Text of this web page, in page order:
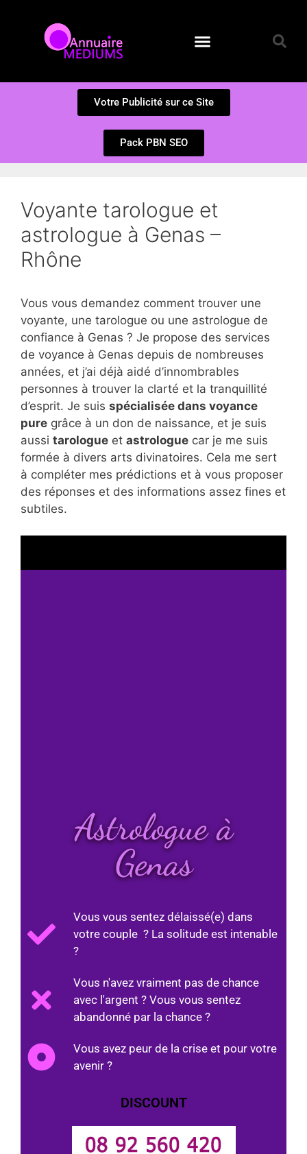
Votre Publicité sur ce Site
Pack PBN SEO
Voyante tarologue et
astrologue à Genas –
Rhône
Vous vous demandez comment trouver une
voyante, une tarologue ou une astrologue de
confiance à Genas ? Je propose des services
de voyance à Genas depuis de nombreuses
années, et j’ai déjà aidé d’innombrables
personnes à trouver la clarté et la tranquillité
d’esprit. Je suis spécialisée dans voyance
pure grâce à un don de naissance, et je suis
aussi tarologue et astrologue car je me suis
formée à divers arts divinatoires. Cela me sert
à compléter mes prédictions et à vous proposer
des réponses et des informations assez fines et
subtiles.
Astrologue à
Genas
Vous vous sentez délaissé(e) dans
votre couple ? La solitude est intenable
?
Vous n'avez vraiment pas de chance
avec l'argent ? Vous vous sentez
abandonné par la chance ?
Vous avez peur de la crise et pour votre
avenir ?
DISCOUNT